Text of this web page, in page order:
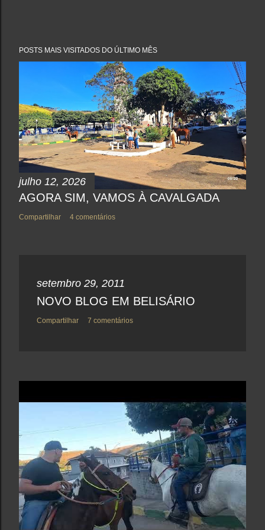
POSTS MAIS VISITADOS DO ÚLTIMO MÊS
julho 12, 2026
AGORA SIM, VAMOS À CAVALGADA
Compartilhar 4 comentários
setembro 29, 2011
NOVO BLOG EM BELISÁRIO
Compartilhar 7 comentários